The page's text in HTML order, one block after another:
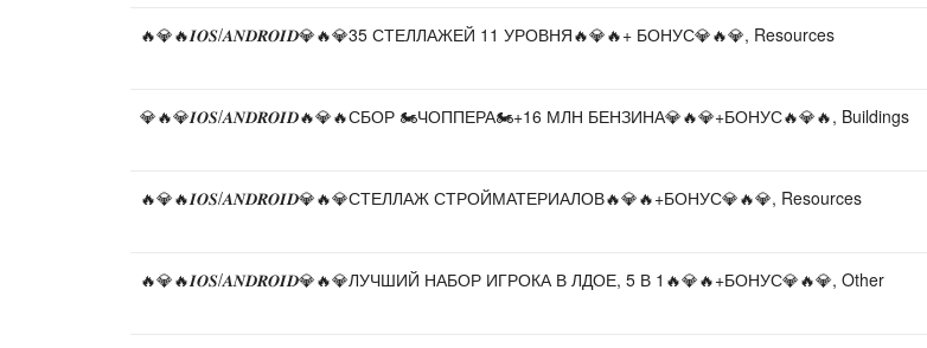
🔥💎🔥𝑰𝑶𝑺/𝑨𝑵𝑫𝑹𝑶𝑰𝑫💎🔥💎35 СТЕЛЛАЖЕЙ 11 УРОВНЯ🔥💎🔥+ БОНУС💎🔥💎, Resources
💎🔥💎𝑰𝑶𝑺/𝑨𝑵𝑫𝑹𝑶𝑰𝑫🔥💎🔥СБОР 🏍️ЧОППЕРА🏍️+16 МЛН БЕНЗИНА💎🔥💎+БОНУС🔥💎🔥, Buildings
🔥💎🔥𝑰𝑶𝑺/𝑨𝑵𝑫𝑹𝑶𝑰𝑫💎🔥💎СТЕЛЛАЖ СТРОЙМАТЕРИАЛОВ🔥💎🔥+БОНУС💎🔥💎, Resources
🔥💎🔥𝑰𝑶𝑺/𝑨𝑵𝑫𝑹𝑶𝑰𝑫💎🔥💎ЛУЧШИЙ НАБОР ИГРОКА В ЛДОЕ, 5 В 1🔥💎🔥+БОНУС💎🔥💎, Other